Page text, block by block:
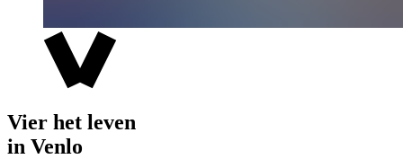
Vier het leven
in Venlo